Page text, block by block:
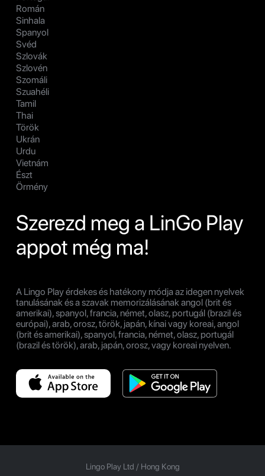
Román
Sinhala
Spanyol
Svéd
Szlovák
Szlovén
Szomáli
Szuahéli
Tamil
Thai
Török
Ukrán
Urdu
Vietnám
Észt
Örmény
Szerezd meg a LinGo Play
appot még ma!
A Lingo Play érdekes és hatékony módja az idegen nyelvek
tanulásának és a szavak memorizálásának angol (brit és
amerikai), spanyol, francia, német, olasz, portugál (brazil és
európai), arab, orosz, török, japán, kínai vagy koreai, angol
(brit és amerikai), spanyol, francia, német, olasz, portugál
(brazil és török), arab, japán, orosz, vagy koreai nyelven.
Lingo Play Ltd / Hong Kong